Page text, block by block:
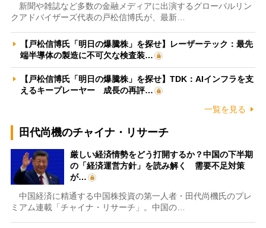
新聞や雑誌など多数の金融メディアに出演するグローバルリン
クアドバイザーズ代表の戸松信博氏が、最新…
【戸松信博氏「明日の爆騰株」を探せ】レーザーテック：最先
端半導体の製造に不可欠な検査装…
【戸松信博氏「明日の爆騰株」を探せ】TDK：AIインフラを支
えるキープレーヤー 成長の再評…
一覧を見る
田代尚機のチャイナ・リサーチ
厳しい経済情勢をどう打開するか？中国の下半期
の「経済運営方針」を読み解く 需要不足対策
が…
中国経済に精通する中国株投資の第一人者・田代尚機氏のプレ
ミアム連載「チャイナ・リサーチ」。中国の…